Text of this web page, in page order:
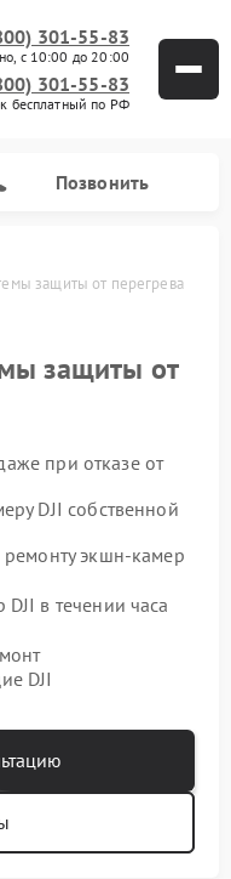
301-55-83
с 10:00 до 20:00
301-55-83
бесплатный по РФ
Позвонить
защиты от перегрева
защиты от
при отказе от
DJI собственной
экшн-камер
в течении часа
DJI